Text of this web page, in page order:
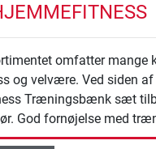
omfatter mange
og velvære. Ved siden
Træningsbænk sæt
God fornøjelse med